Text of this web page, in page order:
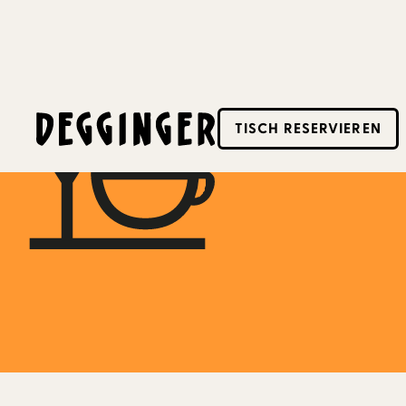
Dieses Event hat schon stattgefunden! Schaue
TISCH RESERVIEREN
14.4.2023